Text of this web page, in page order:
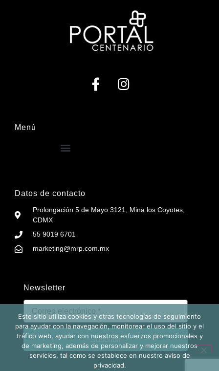
Menú
Datos de contacto
Prolongación 5 de Mayo 3121, Mina los Coyotes,
CDMX
55 9019 6701
marketing@mrp.com.mx
Newsletter
Suscribir
Este sitio utiliza cookies y otras tecnologías de seguimiento
para ayudar con la navegación, monitorear el uso del sitio y el
tráfico web, ayudar con nuestros esfuerzos promocionales y
de marketing, además de personalizar y mejorar nuestros
servicios, tal como se establece en nuestro aviso de
privacidad.